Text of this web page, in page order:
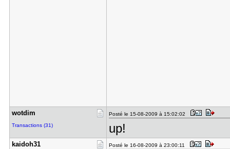
wotdim
Transactions (31)
Posté le 15-08-2009 à 15:02:02
up!
kaidoh31 Posté le 16-08-2009 à 23:00:11